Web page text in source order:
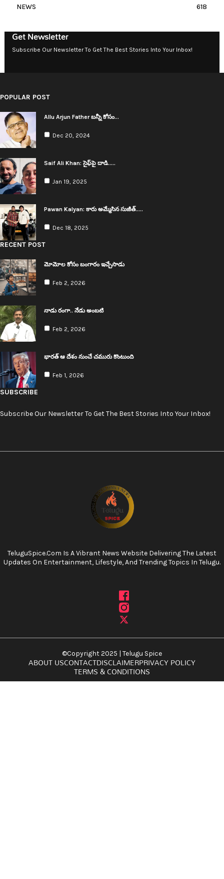
NEWS 618
Get Newsletter
Subscribe Our Newsletter To Get The Best Stories Into Your Inbox!
POPULAR POST
Allu Arjun Father బ‌న్నీ కోసం…
Dec 20, 2024
Saif Ali Khan: సైఫ్‌పై దాడి..…
Jan 19, 2025
Pawan Kalyan: కారు అమ్మేసిన సుజీత్..…
Dec 18, 2025
RECENT POST
మోమోల కోసం బంగారం ఇచ్చేసాడు
Feb 2, 2026
నాడు రంగా.. నేడు అంబ‌టి
Feb 2, 2026
భార‌త్ ఆ దేశం నుంచే చ‌మురు కొంటుంది
Feb 1, 2026
SUBSCRIBE
Subscribe Our Newsletter To Get The Best Stories Into Your Inbox!
TeluguSpice.com Is A Vibrant News Website Delivering The Latest
Updates On Entertainment, Lifestyle, And Trending Topics In Telugu.
©Copyright 2025 | Telugu Spice
ABOUT USCONTACTDISCLAIMERPRIVACY POLICY
TERMS & CONDITIONS